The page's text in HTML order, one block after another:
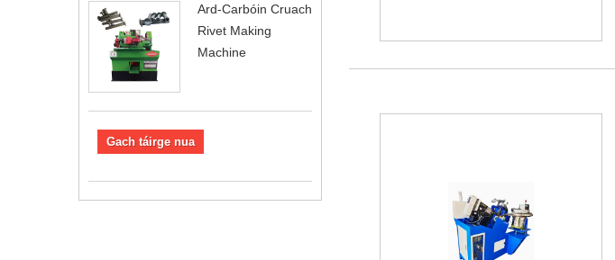
Ard-Carbóin Cruach
Rivet Making
Machine
Gach táirge nua